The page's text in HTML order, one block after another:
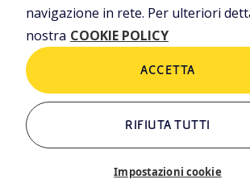
POLICIES
Termini e condizioni
ALTRI LINK
navigazione in rete. Per ulteriori
nostra COOKIE POLICY
Impostazioni cookie
RIFIUTA TUTTI
ACCETTA